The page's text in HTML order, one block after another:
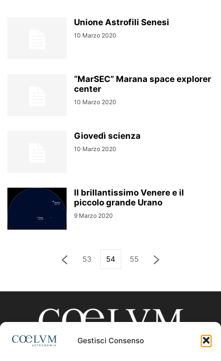
Gestisci Consenso
Unione Astrofili Senesi
10 Marzo 2020
“MarSEC” Marana space explorer
center
10 Marzo 2020
Giovedì scienza
10 Marzo 2020
Il brillantissimo Venere e il
piccolo grande Urano
9 Marzo 2020
53 54 55